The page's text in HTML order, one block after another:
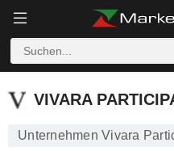
VIVARA
Unternehmen Vivara